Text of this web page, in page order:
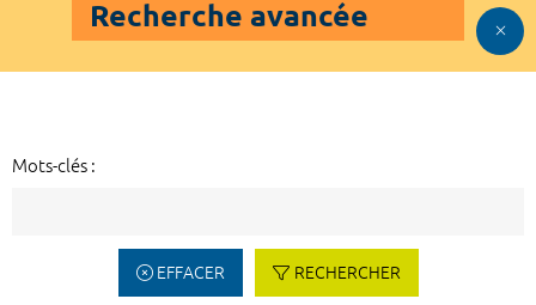
Recherche avancée
Mots-clés :
EFFACER RECHERCHER